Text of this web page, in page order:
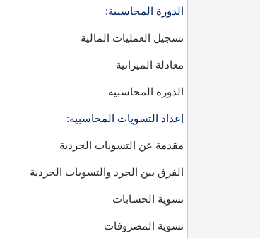
الدورة المحاسبية:
تسجيل العمليات المالية
معادلة الميزانية
الدورة المحاسبية
إعداد التسويات المحاسبية:
مقدمة عن التسويات الجردية
الفرق بين الجرد والتسويات الجردية
تسوية الحسابات
تسوية المصروفات